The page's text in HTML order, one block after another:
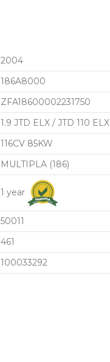
2004
186A8000
ZFA18600002231750
1.9 JTD ELX / JTD 110 ELX
116CV 85KW
MULTIPLA (186)
1 year
50011
461
100033292